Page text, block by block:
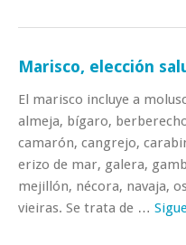
Marisco, elección
El marisco incluye a
almeja, bígaro,
camarón, cangrejo,
erizo de mar, galera,
mejillón, nécora, navaja,
vieiras. Se trata de …